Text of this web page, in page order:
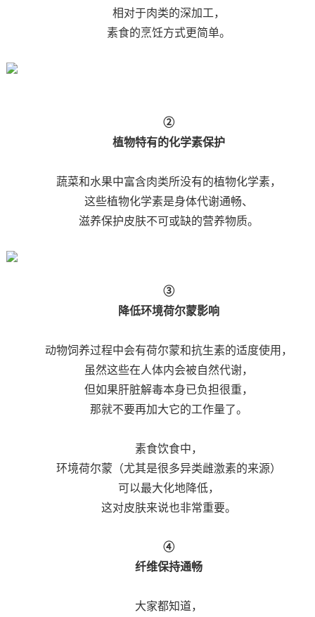
相对于肉类的深加工，
素食的烹饪方式更简单。
②
植物特有的化学素保护
蔬菜和水果中富含肉类所没有的植物化学素，
这些植物化学素是身体代谢通畅、
滋养保护皮肤不可或缺的营养物质。
③
降低环境荷尔蒙影响
动物饲养过程中会有荷尔蒙和抗生素的适度使用，
虽然这些在人体内会被自然代谢，
但如果肝脏解毒本身已负担很重，
那就不要再加大它的工作量了。
素食饮食中，
环境荷尔蒙（尤其是很多异类雌激素的来源）
可以最大化地降低，
这对皮肤来说也非常重要。
④
纤维保持通畅
大家都知道，